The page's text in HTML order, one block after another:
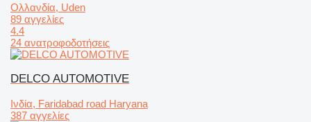
Ολλανδία, Uden
89 αγγελίες
4.4
24 ανατροφοδοτήσεις
DELCO AUTOMOTIVE
Ινδία, Faridabad road Haryana
387 αγγελίες